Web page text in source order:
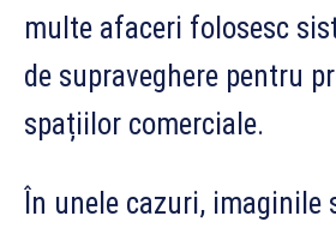
multe afaceri folosesc
de supraveghere pentru
spațiilor comerciale.
În unele cazuri, imaginile